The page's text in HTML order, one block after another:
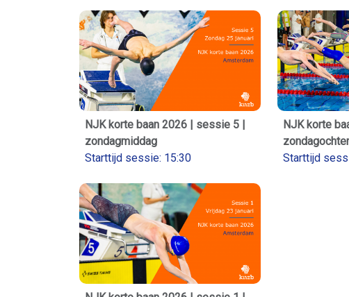
NJK korte baan 2026 | sessie 5 |
zondagmiddag
Starttijd sessie: 15:30
NJK korte
Starttijd